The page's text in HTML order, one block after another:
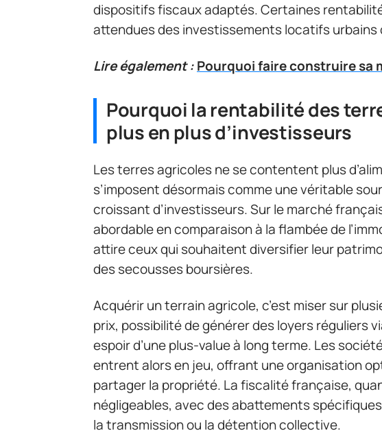
dispositifs fiscaux adaptés. Certaines
attendues des investissements locatifs urbains
Lire également :Pourquoi faire construire sa
Pourquoi la rentabilité des
plus en plus d’investisseurs
Les terres agricoles ne se contentent plus
s’imposent désormais comme une véritable
croissant d’investisseurs. Sur le marché
abordable en comparaison à la flambée de
attire ceux qui souhaitent diversifier leur
des secousses boursières.
Acquérir un terrain agricole, c’est miser sur
prix, possibilité de générer des loyers réguliers
espoir d’une plus-value à long terme. Les
entrent alors en jeu, offrant une organisation
partager la propriété. La fiscalité française,
négligeables, avec des abattements
la transmission ou la détention collective.